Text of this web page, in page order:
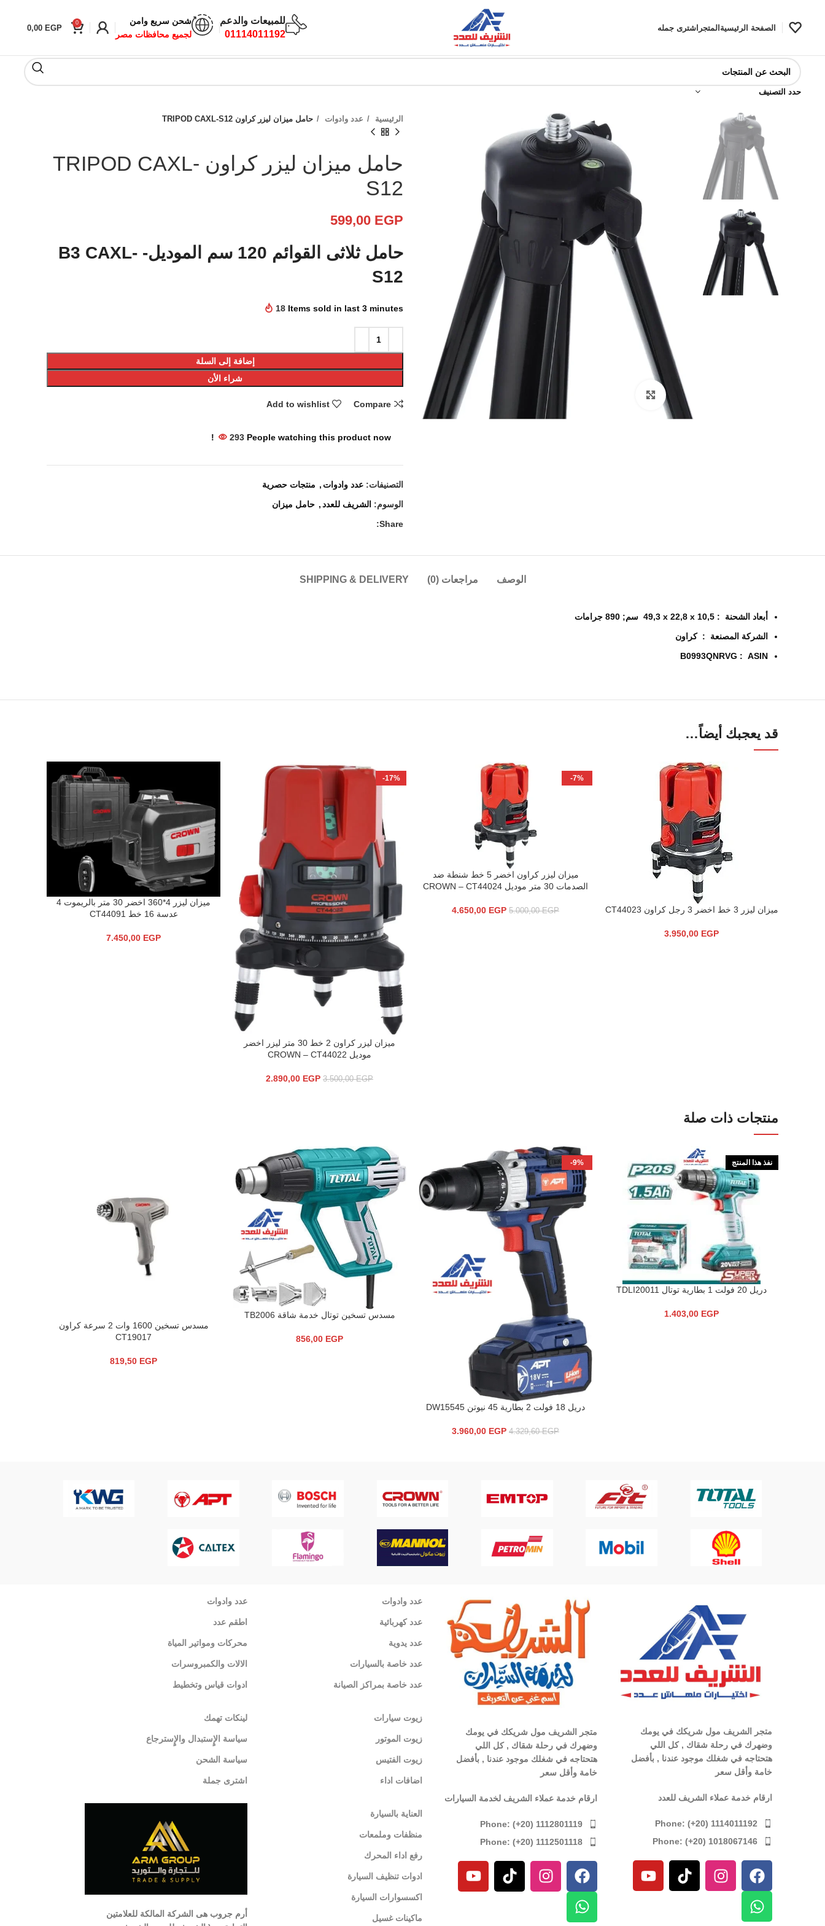
الصفحة الرئيسيةالمتجر اشترى جمله
للمبيعات والدعم
01114011192
شحن سريع وامن
لجميع محافظات مصر
0
0,00 EGP
حدد التصنيف
الرئيسية عدد وادوات حامل ميزان ليزر كراون TRIPOD CAXL-S12
حامل ميزان ليزر كراون TRIPOD CAXL-
S12
599,00 EGP
حامل ثلاثى القوائم 120 سم الموديل- B3 CAXL-
S12
18 Items sold in last 3 minutes
إضافة إلى السلة
شراء الأن
Compare
Add to wishlist
293 People watching this product now!
التصنيفات: عدد وادوات , منتجات حصرية
الوسوم: الشريف للعدد, حامل ميزان
Share:
الوصف مراجعات (0) SHIPPING & DELIVERY
أبعاد الشحنة ‏ : ‎ 49,3 x 22,8 x 10,5 سم; 890 جرامات
الشركة المصنعة ‏ : ‎ كراون
ASIN ‏ : ‎
B0993QNRVG
قد يعجبك أيضاً…
إضافة إلى السلة
ميزان ليزر 3 خط اخضر 3 رجل كراون CT44023
3.950,00 EGP
-7%
إضافة إلى السلة
ميزان ليزر كراون اخضر 5 خط شنطة ضد
الصدمات 30 متر موديل CROWN – CT44024
5.000,00EGP
4.650,00 EGP
-17%
إضافة إلى السلة
ميزان ليزر كراون 2 خط 30 متر ليزر اخضر
موديل CROWN – CT44022
3.500,00EGP
2.890,00 EGP
إضافة إلى السلة
ميزان ليزر 4*360 اخضر 30 متر بالريموت 4
عدسة 16 خط CT44091
7.450,00 EGP
منتجات ذات صلة
نفذ هذا المنتج
قراءة المزيد
دريل 20 فولت 1 بطارية توتال TDLI20011
1.403,00 EGP
-9%
إضافة إلى السلة
دريل 18 فولت 2 بطارية 45 نيوتن DW15545
4.329,60EGP
3.960,00 EGP
إضافة إلى السلة
مسدس تسخين توتال خدمة شاقة TB2006
856,00 EGP
إضافة إلى السلة
مسدس تسخين 1600 وات 2 سرعة كراون
CT19017
819,50 EGP
متجر الشريف مول شريكك في يومك
وضهرك في رحلة شقاك , كل اللي
هتحتاجه في شغلك موجود عندنا , بأفضل
خامة وأقل سعر
ارقام خدمة عملاء الشريف للعدد
Phone: (+20) 1114011192
Phone: (+20) 1018067146
متجر الشريف مول شريكك في يومك
وضهرك في رحلة شقاك , كل اللي
هتحتاجه في شغلك موجود عندنا , بأفضل
خامة وأقل سعر
ارقام خدمة عملاء الشريف لخدمة السيارات
Phone: (+20) 1112801119
Phone: (+20) 1112501118
عدد وادوات
عدد كهربائية
عدد يدوية
عدد خاصة بالسيارات
عدد خاصة بمراكز الصيانة
زيوت سيارات
زيوت الموتور
زيوت الفتيس
اضافات اداء
العناية بالسيارة
منظفات وملمعات
رفع اداء المحرك
ادوات تنظيف السيارة
اكسسوارات السيارة
ماكينات غسيل
عدد وادوات
اطقم عدد
محركات ومواتير المياة
الالات والكمبروسرات
ادوات قياس وتخطيط
لينكات تهمك
سياسة الإٍستبدال والإٍسترجاع
سياسة الشحن
اشترى جملة
أرم جروب هى الشركة المالكة للعلامتين